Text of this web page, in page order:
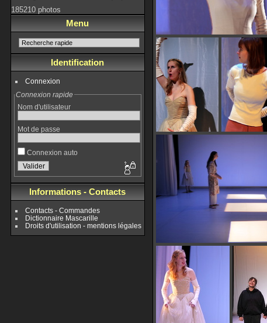
185210 photos
Menu
Identification
Connexion
Connexion rapide
Nom d'utilisateur
Mot de passe
Connexion auto
Informations - Contacts
Contacts - Commandes
Dictionnaire Mascarille
Droits d'utilisation - mentions légales